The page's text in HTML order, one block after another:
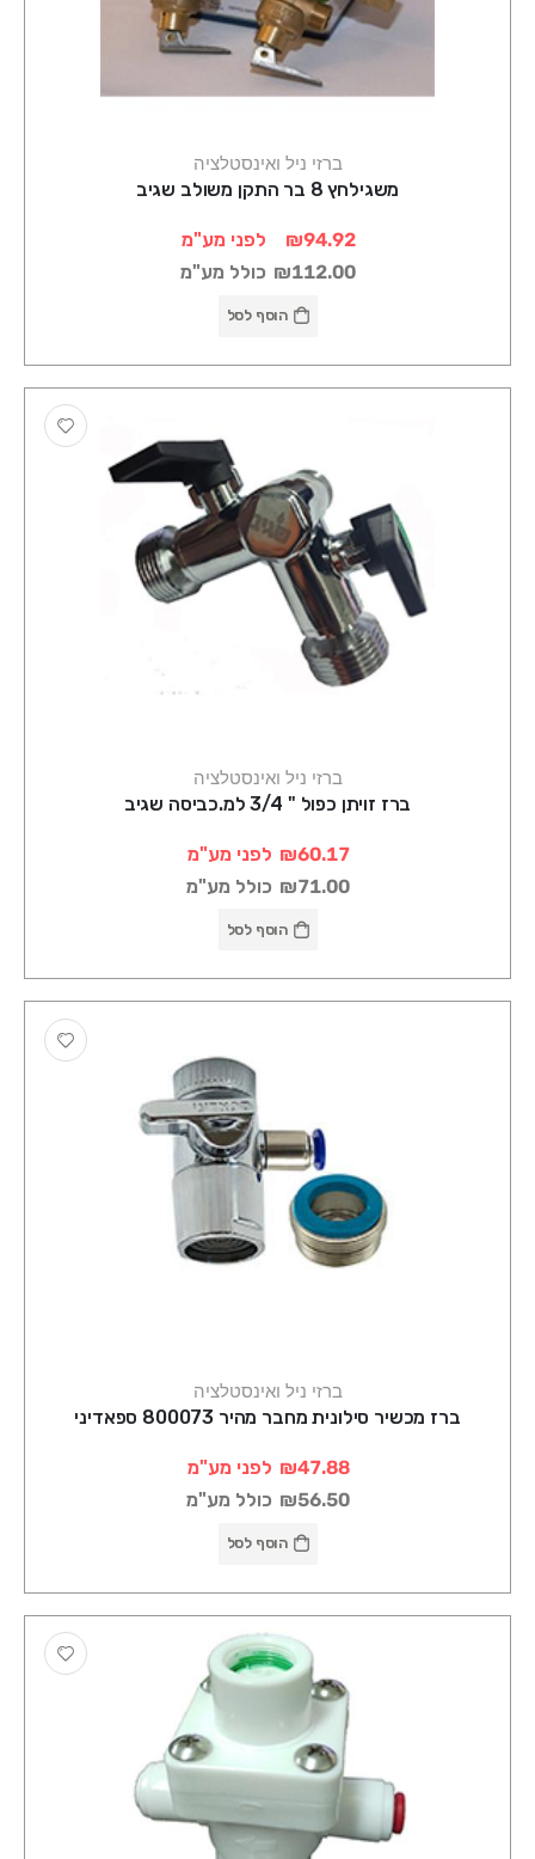
ברזי ניל ואינסטלציה
משגילחץ 8 בר התקן משולב שגיב
₪94.92
לפני מע"מ
₪112.00 כולל מע"מ
הוסף לסל
ברזי ניל ואינסטלציה
ברז זויתן כפול " 3/4 למ.כביסה שגיב
₪60.17 לפני מע"מ
₪71.00 כולל מע"מ
הוסף לסל
ברזי ניל ואינסטלציה
ברז מכשיר סילונית מחבר מהיר 800073 ספאדיני
₪47.88 לפני מע"מ
₪56.50 כולל מע"מ
הוסף לסל